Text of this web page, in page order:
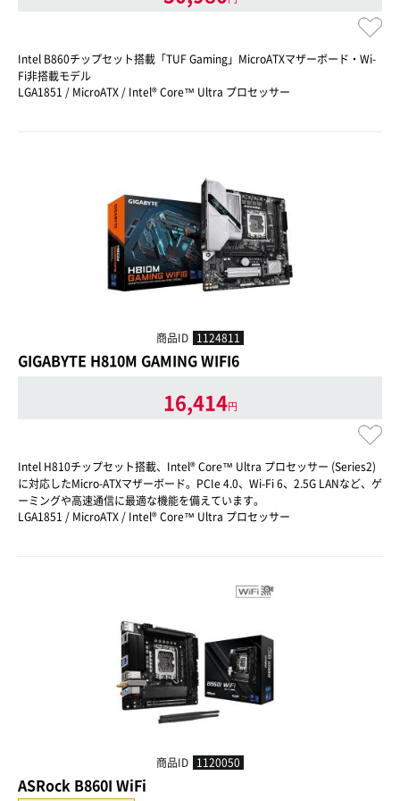
Intel B860チップセット搭載「TUF Gaming」MicroATXマザーボード・Wi-
Fi非搭載モデル
LGA1851 / MicroATX / Intel® Core™ Ultra プロセッサー
商品ID 1124811
GIGABYTE H810M GAMING WIFI6
16,414円
Intel H810チップセット搭載、Intel® Core™ Ultra プロセッサー (Series2)
に対応したMicro-ATXマザーボード。PCIe 4.0、Wi-Fi 6、2.5G LANなど、ゲ
ーミングや高速通信に最適な機能を備えています。
LGA1851 / MicroATX / Intel® Core™ Ultra プロセッサー
商品ID 1120050
ASRock B860I WiFi